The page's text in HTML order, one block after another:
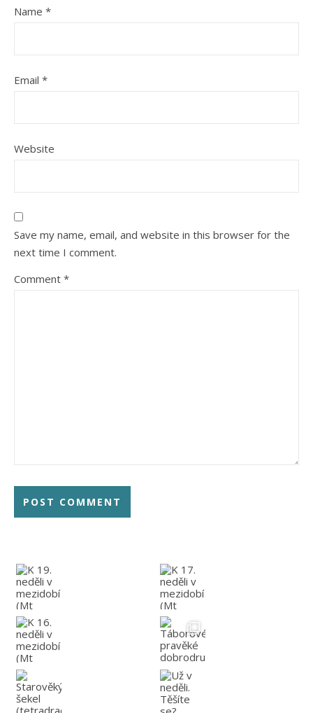
Name *
Email *
Website
Save my name, email, and website in this browser for the
next time I comment.
Comment *